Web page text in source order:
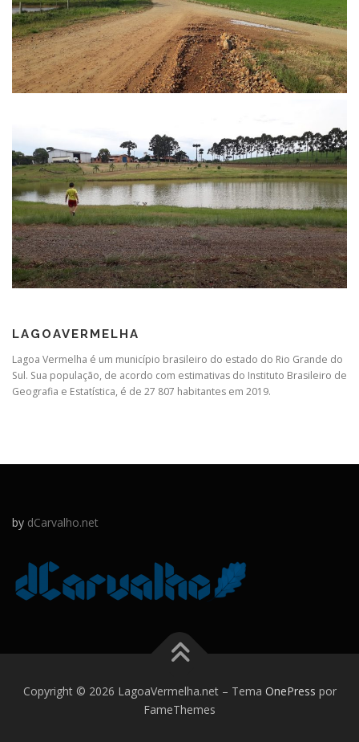
LAGOAVERMELHA
Lagoa Vermelha é um município brasileiro do estado do Rio Grande do
Sul. Sua população, de acordo com estimativas do Instituto Brasileiro de
Geografia e Estatística, é de 27 807 habitantes em 2019.
by dCarvalho.net
Copyright © 2026 LagoaVermelha.net – Tema OnePress por
FameThemes